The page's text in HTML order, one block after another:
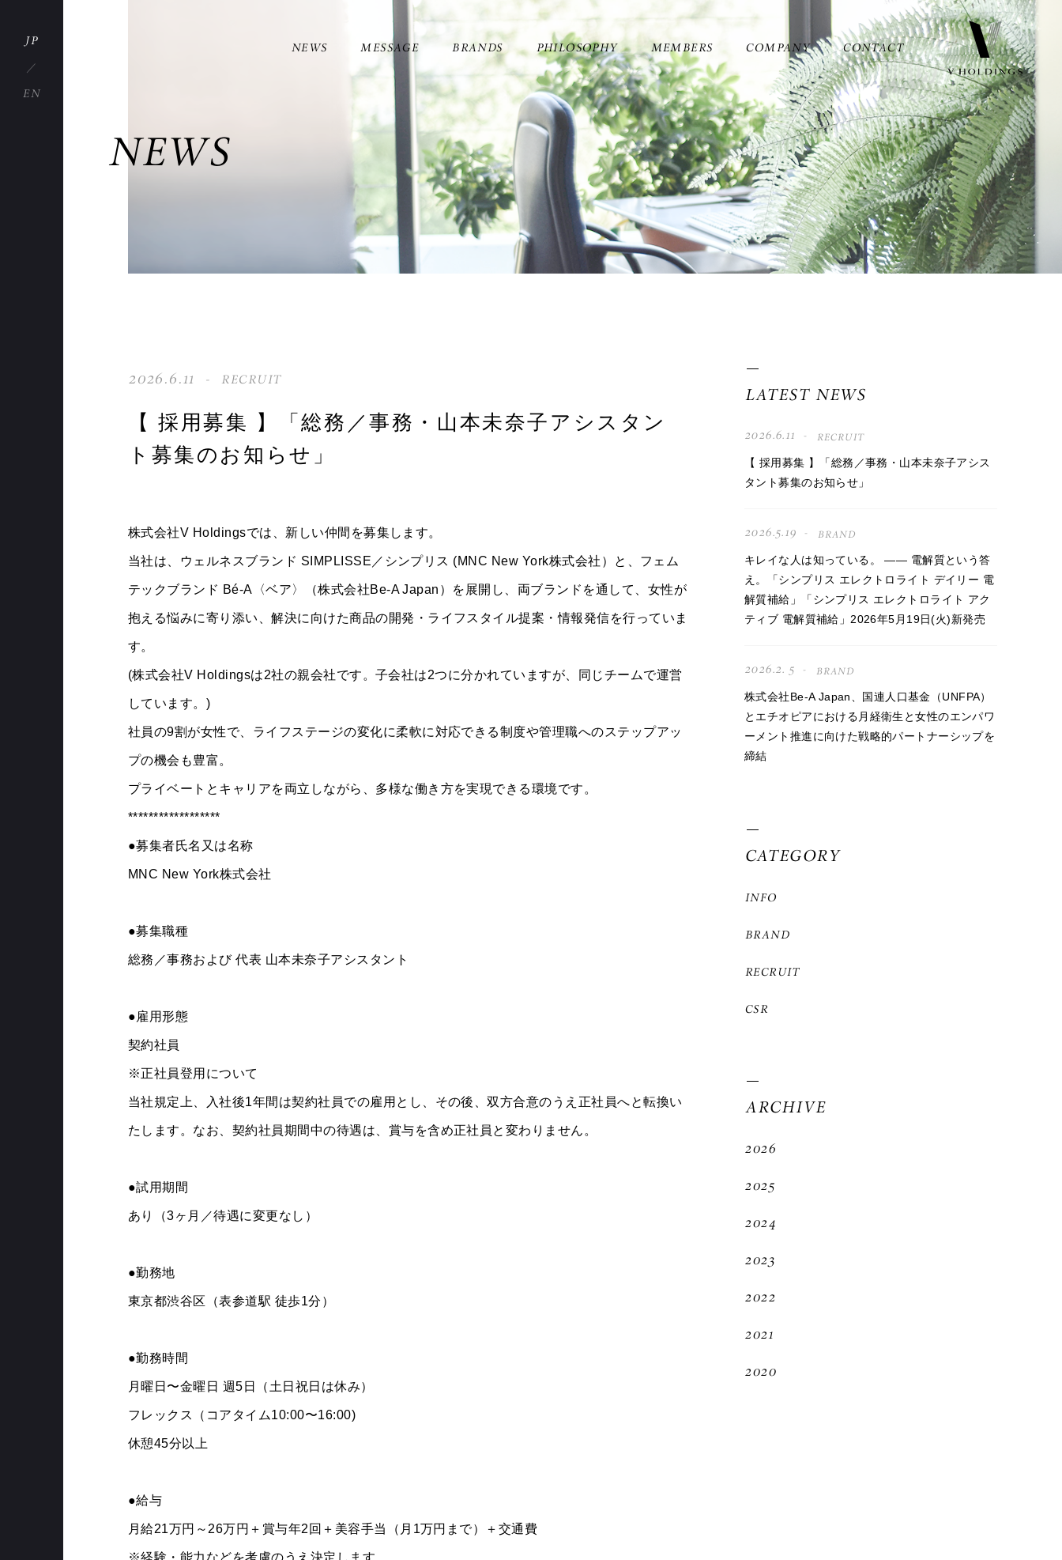
NEWS MESSAGE BRANDS PHILOSOPHY MEMBERS COMPANY CONTACT
JP
EN
NEWS
2026.6.11 RECRUIT
【 採用募集 】「総務／事務・山本未奈子アシスタン
ト募集のお知らせ」
株式会社V Holdingsでは、新しい仲間を募集します。
当社は、ウェルネスブランド SIMPLISSE／シンプリス (MNC New York株式会社）と、フェム
テックブランド Bé-A〈ベア〉（株式会社Be-A Japan）を展開し、両ブランドを通して、女性が
抱える悩みに寄り添い、解決に向けた商品の開発・ライフスタイル提案・情報発信を行っていま
す。
(株式会社V Holdingsは2社の親会社です。子会社は2つに分かれていますが、同じチームで運営
しています。)
社員の9割が女性で、ライフステージの変化に柔軟に対応できる制度や管理職へのステップアッ
プの機会も豊富。
プライベートとキャリアを両立しながら、多様な働き方を実現できる環境です。
******************
●募集者氏名又は名称
MNC New York株式会社
●募集職種
総務／事務および 代表 山本未奈子アシスタント
●雇用形態
契約社員
※正社員登用について
当社規定上、入社後1年間は契約社員での雇用とし、その後、双方合意のうえ正社員へと転換い
たします。なお、契約社員期間中の待遇は、賞与を含め正社員と変わりません。
●試用期間
あり（3ヶ月／待遇に変更なし）
●勤務地
東京都渋谷区（表参道駅 徒歩1分）
●勤務時間
月曜日〜金曜日 週5日（土日祝日は休み）
フレックス（コアタイム10:00〜16:00)
休憩45分以上
●給与
月給21万円～26万円＋賞与年2回＋美容手当（月1万円まで）＋交通費
※経験・能力などを考慮のうえ決定します
LATEST NEWS
2026.6.11 RECRUIT
【 採用募集 】「総務／事務・山本未奈子アシス
タント募集のお知らせ」
2026.5.19 BRAND
キレイな人は知っている。 —— 電解質という答
え。「シンプリス エレクトロライト デイリー 電
解質補給」「シンプリス エレクトロライト アク
ティブ 電解質補給」2026年5月19日(火)新発売
2026.2. 5 BRAND
株式会社Be-A Japan、国連人口基金（UNFPA）
とエチオピアにおける月経衛生と女性のエンパワ
ーメント推進に向けた戦略的パートナーシップを
締結
CATEGORY
INFO
BRAND
RECRUIT
CSR
ARCHIVE
2026
2025
2024
2023
2022
2021
2020